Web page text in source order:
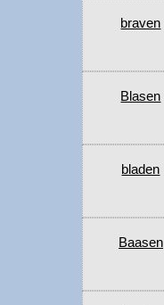
braven
Blasen
bladen
Baasen